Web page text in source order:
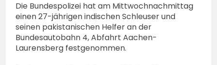
Die Bundespolizei hat am Mittwochnachmittag
einen 27-jährigen indischen Schleuser und
seinen pakistanischen Helfer an der
Bundesautobahn 4, Abfahrt Aachen-
Laurensberg festgenommen.